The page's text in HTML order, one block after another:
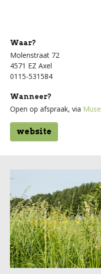
Waar?
Molenstraat 72
4571 EZ Axel
0115-531584
Wanneer?
Open op afspraak, via
website